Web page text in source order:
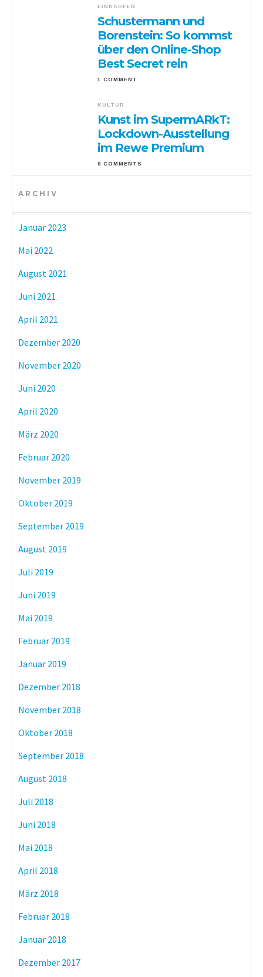
EINKAUFEN
Schustermann und
Borenstein: So kommst
über den Online-Shop
Best Secret rein
1 COMMENT
KULTUR
Kunst im SupermARkT:
Lockdown-Ausstellung
im Rewe Premium
0 COMMENTS
ARCHIV
Januar 2023
Mai 2022
August 2021
Juni 2021
April 2021
Dezember 2020
November 2020
Juni 2020
April 2020
März 2020
Februar 2020
November 2019
Oktober 2019
September 2019
August 2019
Juli 2019
Juni 2019
Mai 2019
Februar 2019
Januar 2019
Dezember 2018
November 2018
Oktober 2018
September 2018
August 2018
Juli 2018
Juni 2018
Mai 2018
April 2018
März 2018
Februar 2018
Januar 2018
Dezember 2017